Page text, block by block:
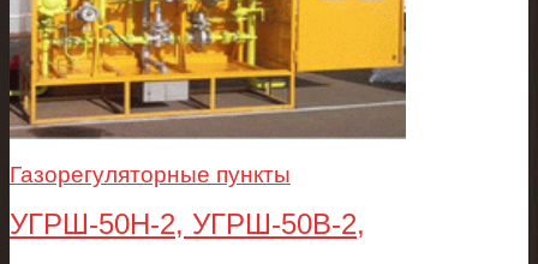
Газорегуляторные пункты
УГРШ-50Н-2, УГРШ-50В-2,